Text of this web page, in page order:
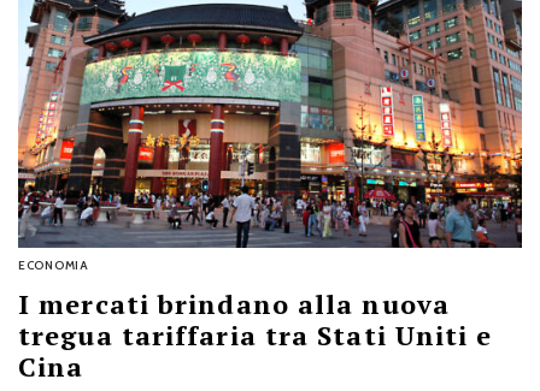
ECONOMIA
I mercati brindano alla nuova
tregua tariffaria tra Stati Uniti e
Cina